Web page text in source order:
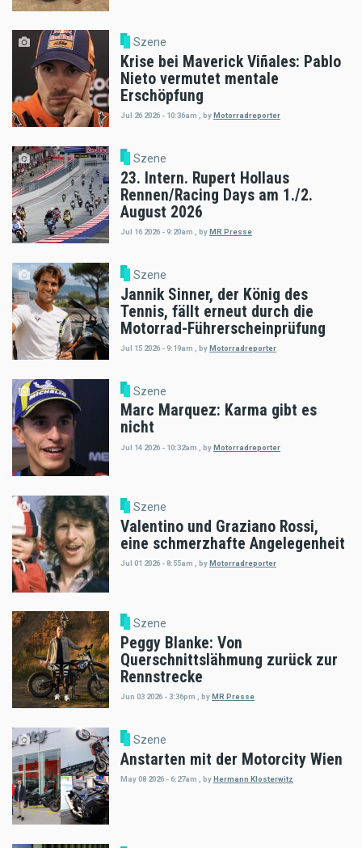
Szene
Krise bei Maverick Viñales: Pablo
Nieto vermutet mentale
Erschöpfung
Jul 26 2026 - 10:36am , byMotorradreporter
Szene
23. Intern. Rupert Hollaus
Rennen/Racing Days am 1./2.
August 2026
Jul 16 2026 - 9:20am byMR Presse
Szene
Jannik Sinner, der König des
Tennis, fällt erneut durch die
Motorrad-Führerscheinprüfung
Jul 15 2026 - 9:19am byMotorradreporter
Szene
Marc Marquez: Karma gibt es
nicht
Jul 14 2026 - 10:32am byMotorradreporter
Szene
Valentino und Graziano Rossi,
eine schmerzhafte Angelegenheit
Jul 01 2026 - 8:55am , by Motorradreporter
Szene
Peggy Blanke: Von
Querschnittslähmung zurück zur
Rennstrecke
Jun 03 2026 - 3:36pm byMR Presse
Szene
Anstarten mit der Motorcity Wien
May 08 2026 - 6:27am byHermann Klosterwitz